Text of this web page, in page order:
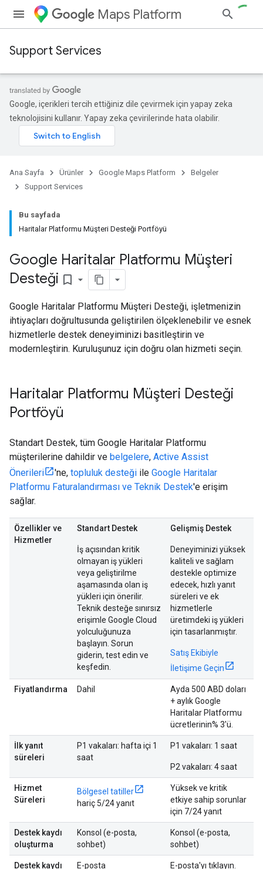
Maps Platform
Support Services
Google, içerikleri tercih ettiğiniz dile çevirmek için yapay zeka
teknolojisini kullanır. Yapay zeka çevirilerinde hata olabilir.
Ana Sayfa Ürünler Google Maps Platform
Belgeler
Support Services
Bu sayfada
Haritalar Platformu Müşteri Desteği Portföyü
Google Haritalar Platformu Müşteri
Desteği bookmark_border
Google Haritalar Platformu Müşteri Desteği, işletmenizin
ihtiyaçları doğrultusunda geliştirilen ölçeklenebilir ve esnek
hizmetlerle destek deneyiminizi basitleştirin ve
modernleştirin. Kuruluşunuz için doğru olan hizmeti seçin.
Haritalar Platformu Müşteri Desteği
Portföyü
Standart Destek, tüm Google Haritalar Platformu
müşterilerine dahildir ve belgelere, Active Assist
Önerileri
'ne, topluluk desteği ile Google Haritalar
Platformu Faturalandırması ve Teknik Destek'e erişim
sağlar.
Özellikler ve
Hizmetler
Standart Destek
İş açısından kritik
olmayan iş yükleri
veya geliştirilme
aşamasında olan iş
yükleri için önerilir.
Teknik desteğe sınırsız
erişimle Google Cloud
yolculuğunuza
başlayın. Sorun
giderin, test edin ve
keşfedin.
Gelişmiş Destek
Deneyiminizi yüksek
kaliteli ve sağlam
destekle optimize
edecek, hızlı yanıt
süreleri ve ek
hizmetlerle
üretimdeki iş yükleri
için tasarlanmıştır.
Satış Ekibiyle
İletişime Geçin
Fiyatlandırma Dahil
Ayda 500 ABD doları
+ aylık Google
Haritalar Platformu
ücretlerinin% 3'ü.
İlk yanıt
süreleri
P1 vakaları: hafta içi 1
saat
P1 vakaları: 1 saat
P2 vakaları: 4 saat
Hizmet
Süreleri
Bölgesel tatiller
hariç 5/24 yanıt
Yüksek ve kritik
etkiye sahip sorunlar
için 7/24 yanıt
Destek kaydı
oluşturma
Konsol (e-posta,
sohbet)
Konsol (e-posta,
sohbet)
Destek kaydı
E-posta
E-posta'yı tıklayın.